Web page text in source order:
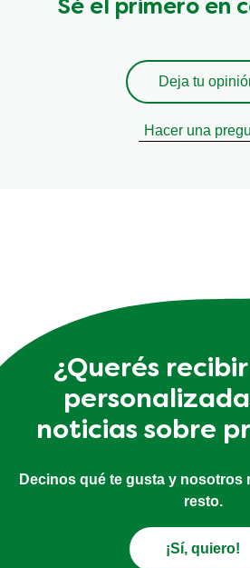
Sé el primero en
Deja tu
Hacer una
¿Querés
noticias sobre
Decinos qué te gusta y nosotros
resto.
¡Sí, quiero!